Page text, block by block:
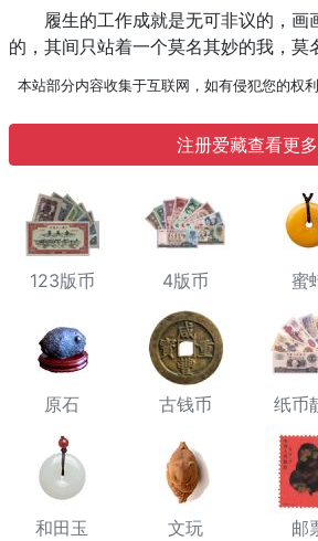
履生的工作成就是无可非议的，画
的，其间只站着一个莫名其妙的我，莫
本站部分内容收集于互联网，如有侵犯您的权
注册爱藏查看更多
123版币 4版币 蜜
原石 古钱币 纸币
和田玉 文玩 邮